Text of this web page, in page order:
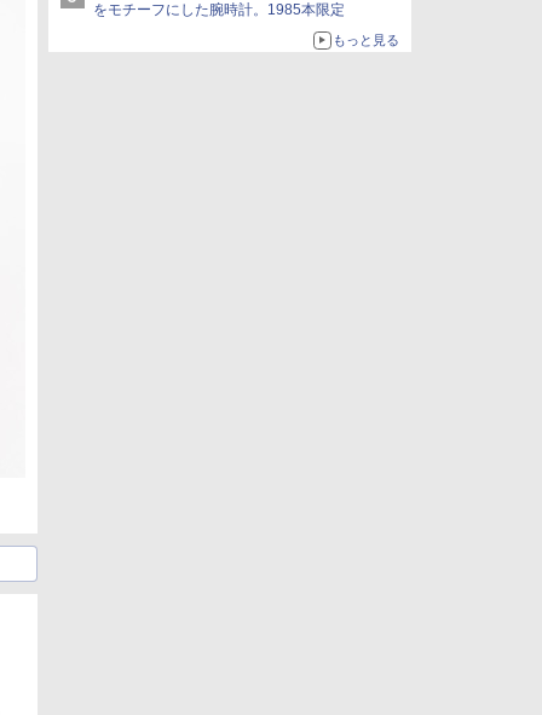
をモチーフにした腕時計。1985本限定
もっと見る